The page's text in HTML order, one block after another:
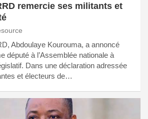
remercie ses militants et
Abdoulaye Kourouma, a annoncé
député à l’Assemblée nationale à
Dans une déclaration adressée
et électeurs de…